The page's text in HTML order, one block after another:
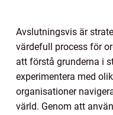
Avslutningsvis är
värdefull process för
att förstå grunderna i
experimentera med
organisationer
värld. Genom att